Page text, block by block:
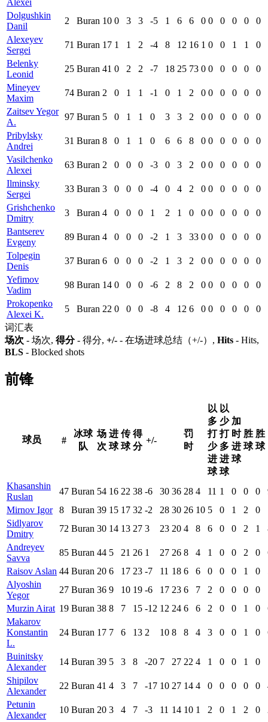
Alexei
Dolgushkin
Danil
2 Buran 10 0 3 3 -5 1 6 6 0 0 0 0 0
0
Alexeyev
Sergei
71 Buran 17 1 1 2 -4 8 12 16 1 0 0 1 1
0
Belenky
Leonid
25 Buran 41 0 2 2 -7 18 25 73 0 0 0 0 0
0
Mineyev
Maxim
74 Buran 2 0 1 1 -1 0 1 2 0 0 0 0 0
0
Zaitsev Yegor
A.
97 Buran 5 0 1 1 0 3 3 2 0 0 0 0 0
0
Pribylsky
Andrei
31 Buran 8 0 1 1 0 6 6 8 0 0 0 0 0
0
Vasilchenko
Alexei
63 Buran 2 0 0 0 -3 0 3 2 0 0 0 0 0
0
Ilminsky
Sergei
33 Buran 3 0 0 0 -4 0 4 2 0 0 0 0 0
0
Grishchenko
Dmitry
3 Buran 4 0 0 0 1 2 1 0 0 0 0 0 0
0
Bantserev
Evgeny
89 Buran 4 0 0 0 -2 1 3 33 0 0 0 0 0
0
Tolpegin
Denis
37 Buran 6 0 0 0 -2 1 3 2 0 0 0 0 0
0
Yefimov
Vadim
98 Buran 14 0 0 0 -6 2 8 2 0 0 0 0 0
0
Prokopenko
Alexei K.
5 Buran 22 0 0 0 -8 4 12 6 0 0 0 0 0
0
词汇表
场次 - 场次, 得分- 得分, +/- - 在场进球总结（+/-）, Hits - Hits,
BLS - Blocked shots
前锋
球员 #
冰球
队
场
次
进
球
传
球
得
分
+/-
罚
时
以
多
打
少
进
球
以
少
打
多
进
球
加
时
进
球
胜
球
胜
球
Khasanshin
Ruslan
47 Buran 54 16 22 38 -6 30 36 28 4 11 1 0 0 0
Mirnov Igor
8 Buran 39 15 17 32 -2 28 30 26 10 5 0 1 2 0
Sidlyarov
Dmitry
72 Buran 30 14 13 27 3 23 20 4 8 6 0 0 2 1
Andreyev
Savva
85 Buran 44 5 21 26 1 27 26 8 4 1 0 0 2 0
Raisov Aslan 44 Buran 20 6 17 23 -7 11 18 6 6 0 0 0 1 0
Alyoshin
Yegor
27 Buran 36 9 10 19 -6 17 23 6 7 2 0 0 0 0
Murzin Airat 19 Buran 38 8 7 15 -12 12 24 6 6 2 0 0 1 0
Makarov
Konstantin
L.
24 Buran 17 7 6 13 2 10 8 8 4 3 0 0 1 0
Buinitsky
Alexander
14 Buran 39 5 3 8 -20 7 27 22 4 1 0 0 1 0
Shipilov
Alexander
22 Buran 41 4 3 7 -17 10 27 14 4 0 0 0 0 0
Petunin
Alexander
10 Buran 20 3 4 7 -3 11 14 10 1 2 0 1 2 0